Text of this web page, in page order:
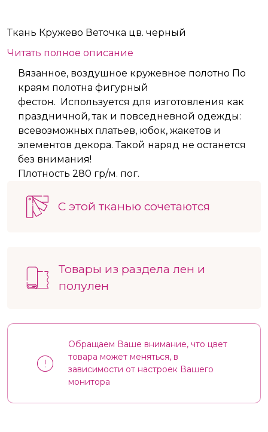
Ткань Кружево Веточка цв. черный
Читать полное описание
Вязанное, воздушное кружевное полотно По
краям полотна фигурный
фестон. Используется для изготовления как
праздничной, так и повседневной одежды:
всевозможных платьев, юбок, жакетов и
элементов декора. Такой наряд не останется
без внимания!
Плотность 280 гр/м. пог.
С этой тканью сочетаются
Товары из раздела лен и
полулен
Обращаем Ваше внимание, что цвет
товара может меняться, в
зависимости от настроек Вашего
монитора